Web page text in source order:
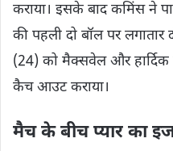
कराया। इसके बाद कमिंस ने
की पहली दो बॉल पर लगातार
(24) को मैक्सवेल और
कैच आउट कराया।
मैच के बीच प्यार का